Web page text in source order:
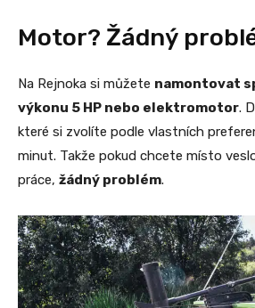
Motor? Žádný
Na Rejnoka si můžete namontovat
výkonu 5 HP nebo elektromotor.
které si zvolíte podle vlastních
minut. Takže pokud chcete místo
práce, žádný problém.